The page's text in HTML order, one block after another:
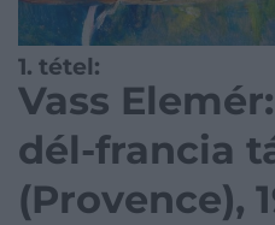
1. tétel:
Vass
dél-francia
(Provence),